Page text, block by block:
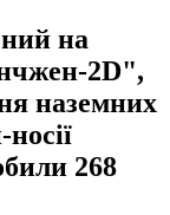
на
2D",
наземних
268